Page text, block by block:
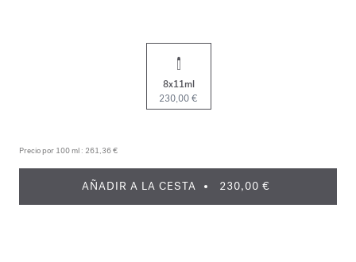
8x11ml
230,00 €
Precio por 100 ml : 261,36 €
AÑADIR A LA CESTA 230,00 €